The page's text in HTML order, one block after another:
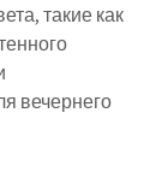
такие как
вечернего